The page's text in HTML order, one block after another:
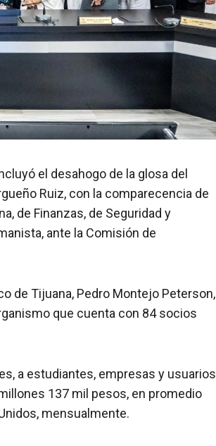
el desahogo de la glosa del
Ruiz, con la comparecencia de
de Finanzas, de Seguridad y
ante la Comisión de
de Tijuana, Pedro Montejo Peterson,
que cuenta con 84 socios
a estudiantes, empresas y usuarios
137 mil pesos, en promedio
mensualmente.